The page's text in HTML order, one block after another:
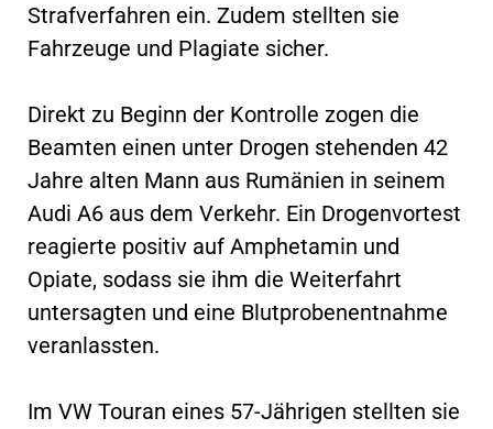
Strafverfahren ein. Zudem stellten sie
Fahrzeuge und Plagiate sicher.
Direkt zu Beginn der Kontrolle zogen die
Beamten einen unter Drogen stehenden 42
Jahre alten Mann aus Rumänien in seinem
Audi A6 aus dem Verkehr. Ein Drogenvortest
reagierte positiv auf Amphetamin und
Opiate, sodass sie ihm die Weiterfahrt
untersagten und eine Blutprobenentnahme
veranlassten.
Im VW Touran eines 57-Jährigen stellten sie